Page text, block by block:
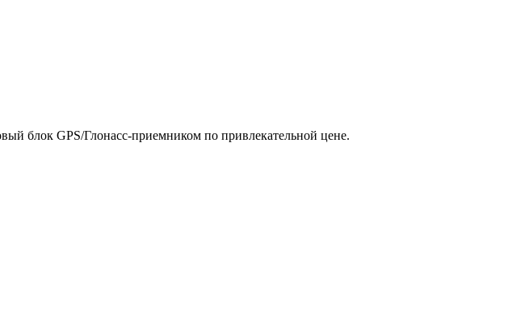
блок GPS/Глонасс-приемником по привлекательной цене.